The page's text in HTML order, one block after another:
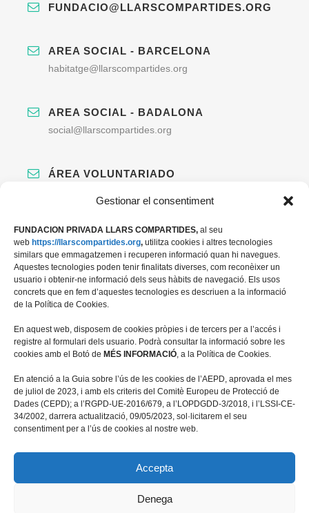
Gestionar el consentiment
FUNDACION PRIVADA LLARS COMPARTIDES, al seu
web https://llarscompartides.org, utilitza cookies i altres tecnologies
similars que emmagatzemen i recuperen informació quan hi navegues.
Aquestes tecnologies poden tenir finalitats diverses, com reconèixer un
usuario i obtenir-ne informació dels seus hàbits de navegació. Els usos
concrets que en fem d’aquestes tecnologies es descriuen a la informació
de la Política de Cookies.
En aquest web, disposem de cookies pròpies i de tercers per a l’accés i
registre al formulari dels usuario. Podrà consultar la informació sobre les
cookies amb el Botó de MÉS INFORMACIÓ, a la Política de Cookies.
En atenció a la Guia sobre l’ús de les cookies de l’AEPD, aprovada el mes
de juliol de 2023, i amb els criteris del Comitè Europeu de Protecció de
Dades (CEPD); a l’RGPD-UE-2016/679, a l’LOPDGDD-3/2018, i l’LSSI-CE-
34/2002, darrera actualització, 09/05/2023, sol·licitarem el seu
consentiment per a l’ús de cookies al nostre web.
Accepta
Denega
FUNDACIO@LLARSCOMPARTIDES.ORG
AREA SOCIAL - BARCELONA
habitatge@llarscompartides.org
AREA SOCIAL - BADALONA
social@llarscompartides.org
ÁREA VOLUNTARIADO
08028 Barcelona
+34 934 498 676
fundacio@llarscompartides.org